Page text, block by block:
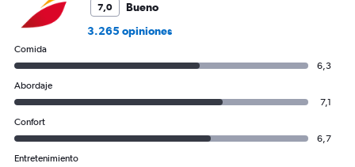
7,0
Bueno
3.265 opiniones
Comida
6,3
Abordaje
7,1
Confort
6,7
Entretenimiento